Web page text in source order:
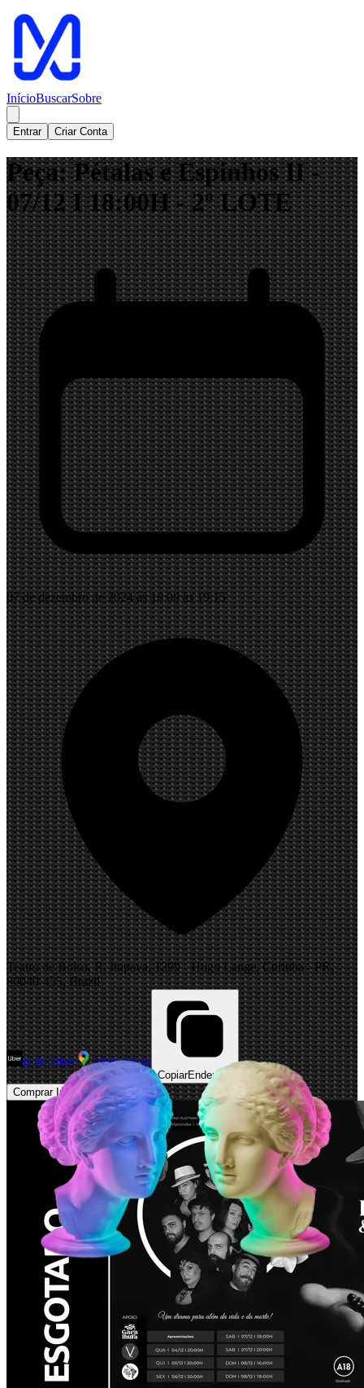
InícioBuscarSobre
Entrar Criar Conta
Peça: Pétalas e Espinhos II -
07/12 I 18:00H - 2º LOTE
07 de dezembro de 2024 às 18:00 às 19:15
Teatro de Bolso, R. Itupava, 1299 - Hugo Lange, Curitiba - PR,
80040-455, Brazil
Ir de Uber Abrir Maps
CopiarEndereço
Comprar Ingressos